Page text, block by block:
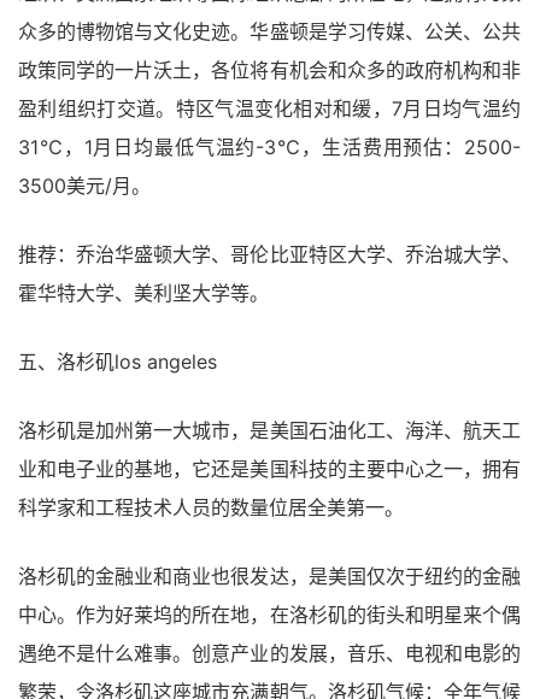
众多的博物馆与文化史迹。华盛顿是学习传媒、公关、公共
政策同学的一片沃土，各位将有机会和众多的政府机构和非
盈利组织打交道。特区气温变化相对和缓，7月日均气温约
31℃，1月日均最低气温约-3℃，生活费用预估：2500-
3500美元/月。
推荐：乔治华盛顿大学、哥伦比亚特区大学、乔治城大学、
霍华特大学、美利坚大学等。
五、洛杉矶los angeles
洛杉矶是加州第一大城市，是美国石油化工、海洋、航天工
业和电子业的基地，它还是美国科技的主要中心之一，拥有
科学家和工程技术人员的数量位居全美第一。
洛杉矶的金融业和商业也很发达，是美国仅次于纽约的金融
中心。作为好莱坞的所在地，在洛杉矶的街头和明星来个偶
遇绝不是什么难事。创意产业的发展，音乐、电视和电影的
繁荣，令洛杉矶这座城市充满朝气。洛杉矶气候：全年气候